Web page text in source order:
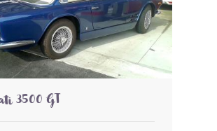
3500 GT